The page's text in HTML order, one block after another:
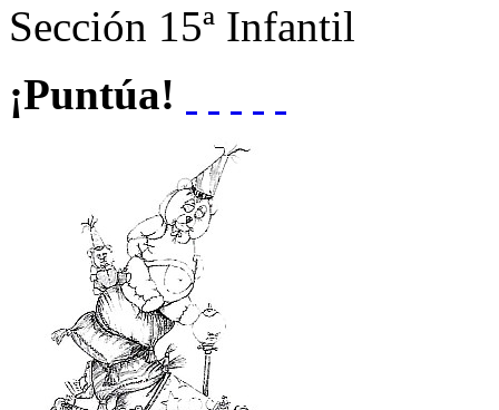
Sección 15ª Infantil
¡Puntúa!